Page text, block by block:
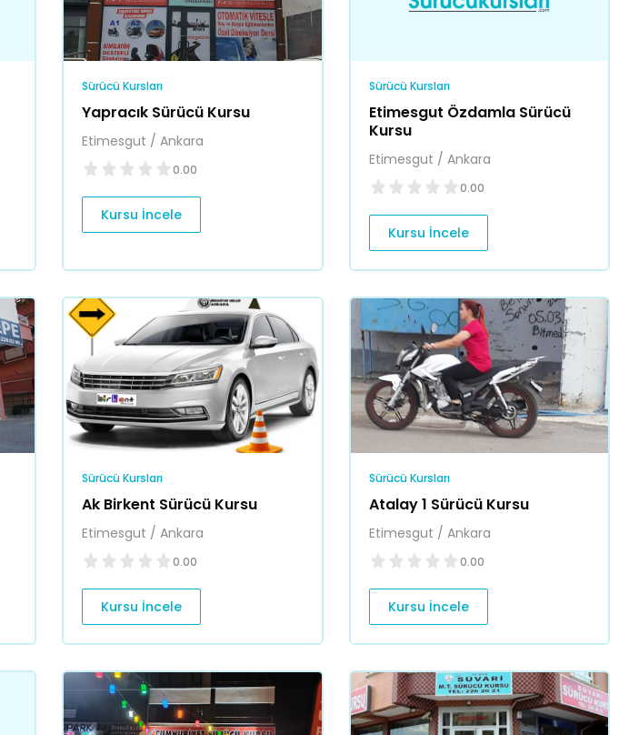
Sürücü Kursları
Yapracık Sürücü Kursu
Etimesgut / Ankara
0.00
Kursu İncele
Sürücü Kursları
Etimesgut Özdamla Sürücü
Kursu
Etimesgut / Ankara
0.00
Kursu İncele
Sürücü Kursları
Ak Birkent Sürücü Kursu
Etimesgut / Ankara
0.00
Kursu İncele
Sürücü Kursları
Atalay 1 Sürücü Kursu
Etimesgut / Ankara
0.00
Kursu İncele